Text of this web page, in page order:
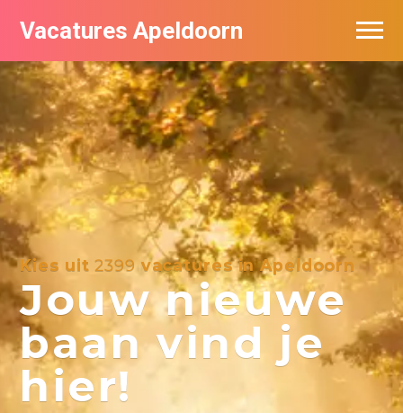
Vacatures Apeldoorn
Kies uit2399vacatures in Apeldoorn
Jouw nieuwe
baan vind je
hier!
Vacatures per bedrijf
De populairste vacatures in Apeldoorn
Nieuwsbrief feed